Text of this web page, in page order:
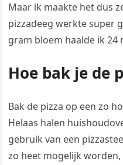
Maar ik maakte het dus
pizzadeeg werkte super
gram bloem haalde ik 24
Hoe bak je de
Bak de pizza op een zo
Helaas halen
gebruik van een
zo heet mogelijk